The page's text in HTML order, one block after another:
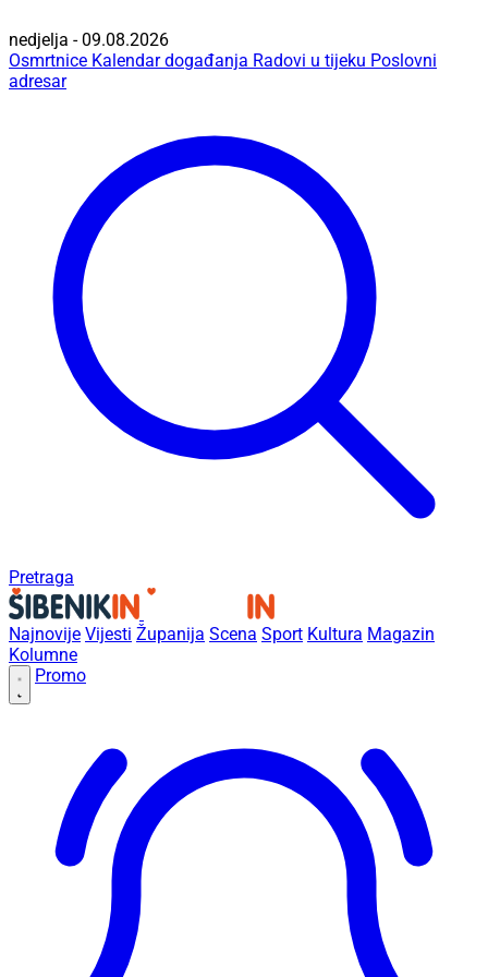
nedjelja - 09.08.2026
Osmrtnice Kalendar događanja Radovi u tijeku Poslovni
adresar
Pretraga
Najnovije Vijesti Županija Scena Sport Kultura Magazin
Kolumne
Promo